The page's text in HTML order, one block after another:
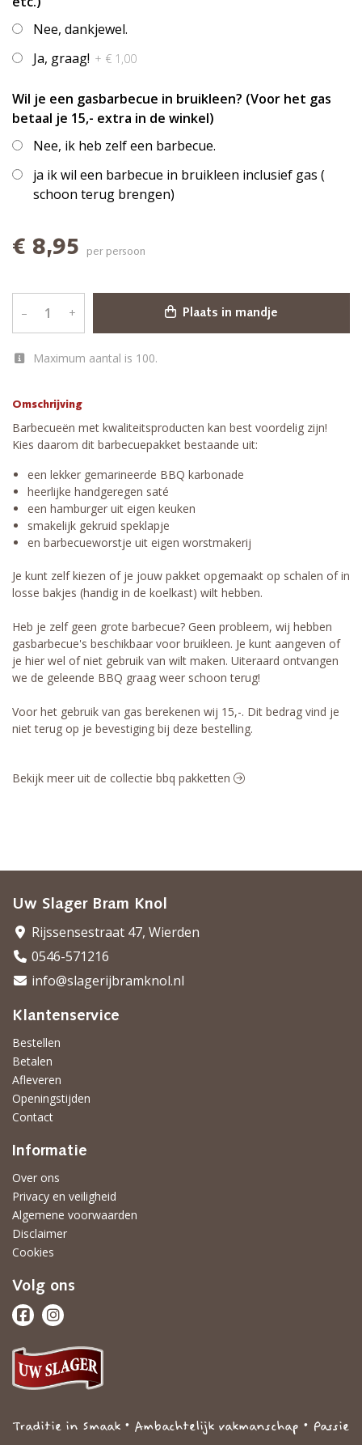
Omschrijving
Barbecueën met kwaliteitsproducten kan best voordelig zijn!
Kies daarom dit barbecuepakket bestaande uit:
een lekker gemarineerde BBQ karbonade
heerlijke handgeregen saté
een hamburger uit eigen keuken
smakelijk gekruid speklapje
en barbecueworstje uit eigen worstmakerij
Je kunt zelf kiezen of je jouw pakket opgemaakt op schalen of in
losse bakjes (handig in de koelkast) wilt hebben.
Heb je zelf geen grote barbecue? Geen probleem, wij hebben
gasbarbecue's beschikbaar voor bruikleen. Je kunt aangeven of
je hier wel of niet gebruik van wilt maken. Uiteraard ontvangen
we de geleende BBQ graag weer schoon terug!
Voor het gebruik van gas berekenen wij 15,-. Dit bedrag vind je
niet terug op je bevestiging bij deze bestelling.
Nee, dankjewel.
Ja, graag! + € 1,00
Wil je een gasbarbecue in bruikleen? (Voor het gas
betaal je 15,- extra in de winkel)
Nee, ik heb zelf een barbecue.
ja ik wil een barbecue in bruikleen inclusief gas (
schoon terug brengen)
€ 8,95 per persoon
– + Plaats in mandje
Maximum aantal is 100.
Bekijk meer uit de collectie bbq pakketten
Uw Slager Bram Knol
Rijssensestraat 47, Wierden
0546-571216
info@slagerijbramknol.nl
Klantenservice
Bestellen
Betalen
Afleveren
Openingstijden
Contact
Informatie
Over ons
Privacy en veiligheid
Algemene voorwaarden
Disclaimer
Cookies
Volg ons
Traditie in Smaak • Ambachtelijk vakmanschap • Passie